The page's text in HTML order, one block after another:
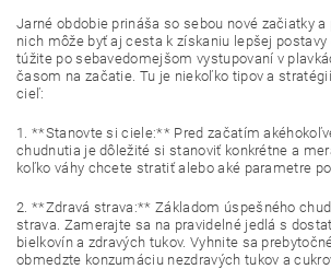
Jarné obdobie prináša so sebou nové začiatky
nich môže byť aj cesta k získaniu lepšej postavy
túžite po sebavedomejšom vystupovaní v
časom na začatie. Tu je niekoľko tipov a
cieľ:
1. **Stanovte si ciele:** Pred začatím
chudnutia je dôležité si stanoviť konkrétne a
koľko váhy chcete stratiť alebo aké parametre
2. **Zdravá strava:** Základom úspešného
strava. Zamerajte sa na pravidelné jedlá s
bielkovín a zdravých tukov. Vyhnite sa
obmedzte konzumáciu nezdravých tukov a